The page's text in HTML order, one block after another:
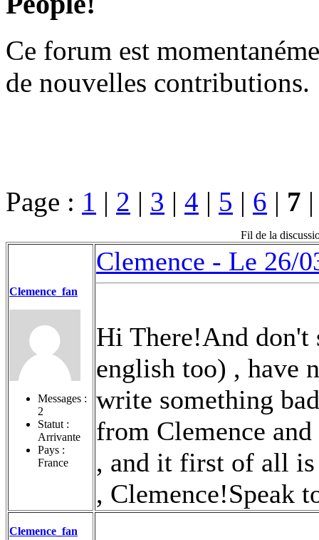
Ce forum est
de nouvelles contributions.
Page : 1 | 2 | 3 | 4 | 5 | 6 | 7
Fil de la
Clemence_fan
Messages :
2
Statut :
Arrivante
Pays :
France
Clemence - Le 26/
Hi There!And don't
english too) , have
write something
from Clemence
, and it first of all
, Clemence!Speak
Clemence_fan